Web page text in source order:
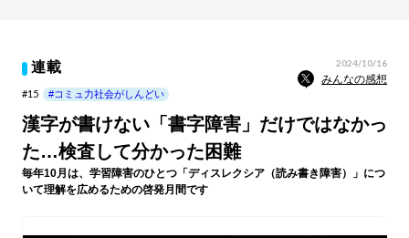
連載 2024/10/16
みんなの感想
#15 #コミュ力社会がしんどい
漢字が書けない「書字障害」だけではなかっ
た…検査して分かった困難
毎年10月は、学習障害のひとつ「ディスレクシア（読み書き障害）」につ
いて理解を広めるための啓発月間です